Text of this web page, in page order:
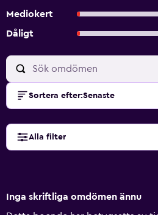
Mediokert
Dåligt
Sortera efter:Senaste
Alla filter
Inga skriftliga omdömen ännu